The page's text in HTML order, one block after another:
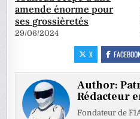
amende énorme pour
ses grossièretés
29/06/2024
X
Author:
Rédacteur
Fondateur de